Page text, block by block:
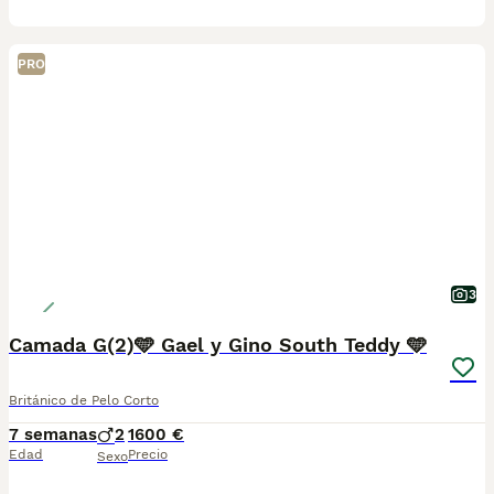
PRO
3
Camada G(2)🩵 Gael y Gino South Teddy 🩵
Británico de Pelo Corto
7 semanas
Edad
2
Sexo
1600 €
Precio